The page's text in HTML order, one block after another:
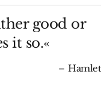
good or
it so.«
Hamlet